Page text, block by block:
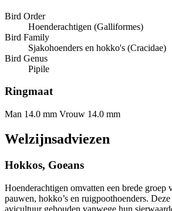
Bird Order
Hoenderachtigen (Galliformes)
Bird Family
Sjakohoenders en hokko's (Cracidae)
Bird Genus
Pipile
Ringmaat
Man 14.0 mm Vrouw 14.0 mm
Welzijnsadviezen
Hokkos, Goeans
Hoenderachtigen omvatten een brede groep
pauwen, hokko’s en ruigpoothoenders.
avicultuur gehouden vanwege hun